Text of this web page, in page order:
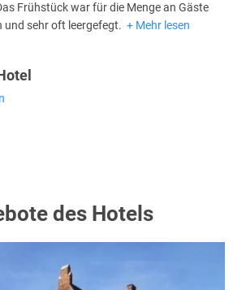
Frühstück war für die Menge an Gäste
und sehr oft leergefegt.
Mehr lesen
des Hotels